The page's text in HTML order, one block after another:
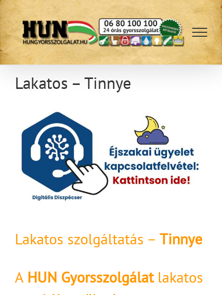
Kihagyás
Lakatos – Tinnye
Lakatos szolgáltatás – Tinnye
A HUN Gyorsszolgálatlakatos